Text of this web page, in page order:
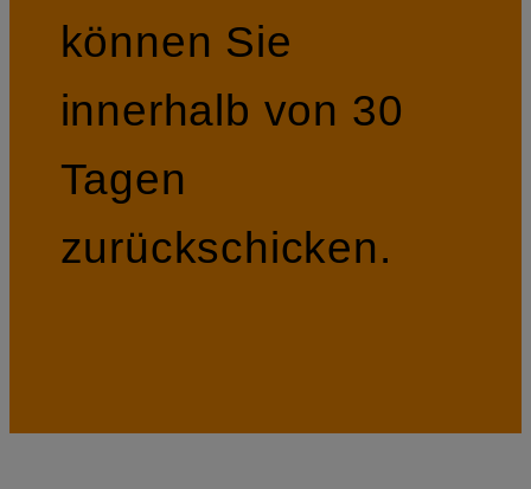
können Sie
innerhalb von 30
Tagen
zurückschicken.